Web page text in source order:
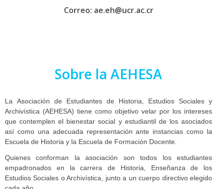
Correo: ae.eh@ucr.ac.cr
Sobre la AEHESA
La Asociación de Estudiantes de Historia, Estudios Sociales y
Archivística (AEHESA) tiene como objetivo velar por los intereses
que contemplen el bienestar social y estudiantil de los asociados
así como una adecuada representación ante instancias como la
Escuela de Historia y la Escuela de Formación Docente.
Quienes conforman la asociación son todos los estudiantes
empadronados en la carrera de Historia, Enseñanza de los
Estudios Sociales o Archivística, junto a un cuerpo directivo elegido